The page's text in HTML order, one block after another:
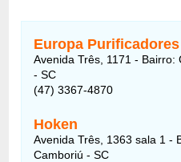
Europa
Avenida Três, 1171 -
- SC
(47) 3367-4870
Hoken
Avenida Três, 1363 sala 1 -
Camboriú - SC